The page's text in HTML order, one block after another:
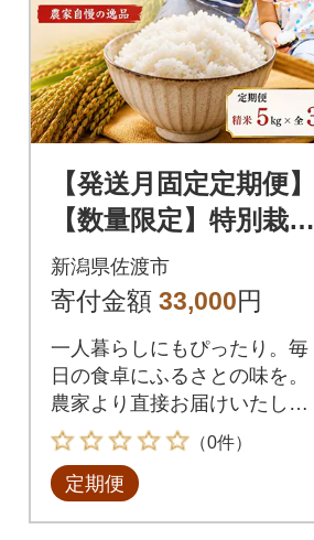
【発送月固定定期便】
【数量限定】特別栽培
米佐渡産コシヒカ
リ 精米5kg全3回
新潟県佐渡市
寄付金額 33,000円
一人暮らしにもぴったり。毎
日の食卓にふるさとの味を。
農家より直接お届けいたしま
す。おいしい白米
（0件）
定期便